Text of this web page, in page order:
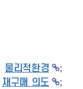
물리적환경
;
재구매 의도
;